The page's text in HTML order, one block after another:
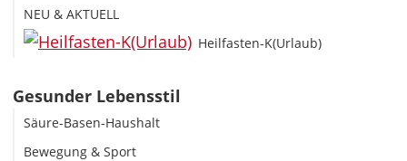
NEU & AKTUELL
Heilfasten-K(Urlaub)
Gesunder Lebensstil
Säure-Basen-Haushalt
Bewegung & Sport